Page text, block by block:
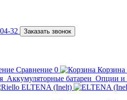
32 Заказать звонок
Сравнение 0 Корзина
Аккумуляторные батареи Опции и
ELTENA (Inelt)